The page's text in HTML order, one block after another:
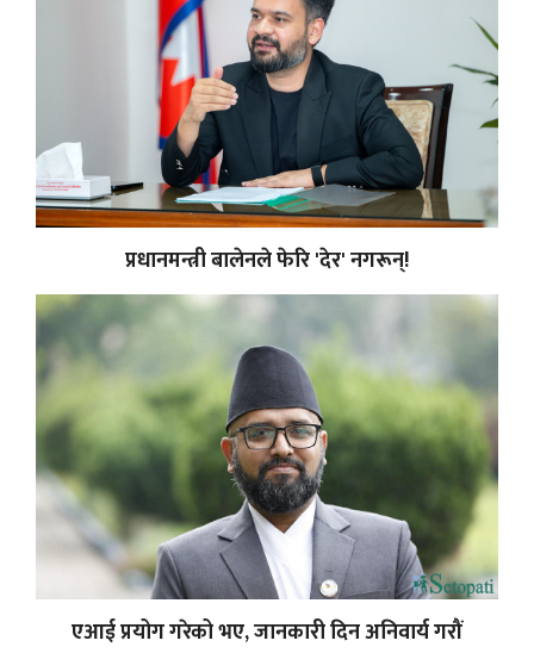
प्रधानमन्त्री बालेनले फेरि 'देर' नगरून्!
एआई प्रयोग गरेको भए, जानकारी दिन अनिवार्य गरौं